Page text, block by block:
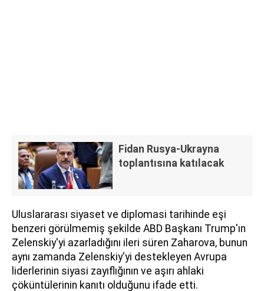
Fidan Rusya-Ukrayna
toplantısına katılacak
Uluslararası siyaset ve diplomasi tarihinde eşi
benzeri görülmemiş şekilde ABD Başkanı Trump'ın
Zelenskiy'yi azarladığını ileri süren Zaharova, bunun
aynı zamanda Zelenskiy'yi destekleyen Avrupa
liderlerinin siyasi zayıflığının ve aşırı ahlaki
çöküntülerinin kanıtı olduğunu ifade etti.